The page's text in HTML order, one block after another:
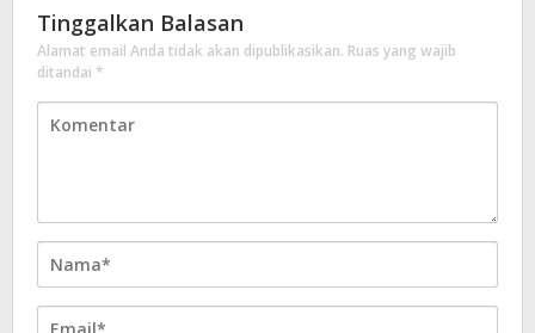
Tinggalkan Balasan
Alamat email Anda tidak akan dipublikasikan. Ruas yang wajib
ditandai *